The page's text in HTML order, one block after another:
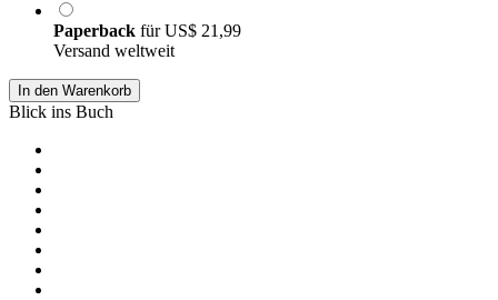
Paperback fürUS$ 21,99
Versand weltweit
In den Warenkorb
Blick ins Buch